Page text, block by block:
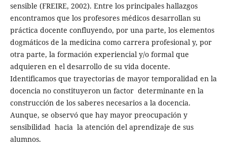
sensible (FREIRE, 2002). Entre los principales hallazgos
encontramos que los profesores médicos desarrollan su
práctica docente confluyendo, por una parte, los elementos
dogmáticos de la medicina como carrera profesional y, por
otra parte, la formación experiencial y/o formal que
adquieren en el desarrollo de su vida docente.
Identificamos que trayectorias de mayor temporalidad en la
docencia no constituyeron un factor determinante en la
construcción de los saberes necesarios a la docencia.
Aunque, se observó que hay mayor preocupación y
sensibilidad hacia la atención del aprendizaje de sus
alumnos.